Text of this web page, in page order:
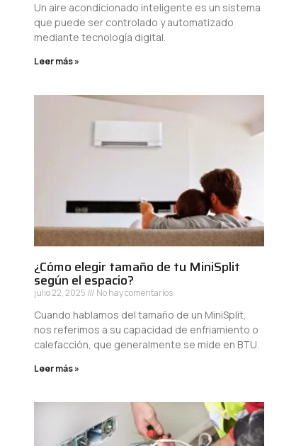
Un aire acondicionado inteligente es un sistema
que puede ser controlado y automatizado
mediante tecnología digital.
Leer más »
¿Cómo elegir tamaño de tu MiniSplit
según el espacio?
julio 22, 2025 No hay comentarios
Cuando hablamos del tamaño de un MiniSplit,
nos referimos a su capacidad de enfriamiento o
calefacción, que generalmente se mide en BTU.
Leer más »